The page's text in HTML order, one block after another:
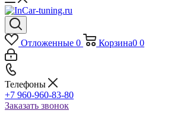
Отложенные 0 Корзина0 0
Телефоны
+7 960-960-83-80
Заказать звонок